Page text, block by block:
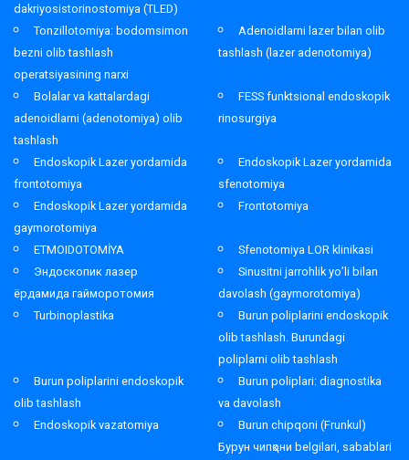
dakriyosistorinostomiya (TLED)
Tonzillotomiya: bodomsimon
bezni olib tashlash
operatsiyasining narxi
Adenoidlarni lazer bilan olib
tashlash (lazer adenotomiya)
Bolalar va kattalardagi
adenoidlarni (adenotomiya) olib
tashlash
FESS funktsional endoskopik
rinosurgiya
Endoskopik Lazer yordamida
frontotomiya
Endoskopik Lazer yordamida
sfenotomiya
Endoskopik Lazer yordamida
gaymorotomiya
Frontotomiya
ETMOIDOTOMİYA
Sfenotomiya LOR klinikasi
Эндоскопик лазер
ёрдамида гайморотомия
Sinusitni jarrohlik yo’li bilan
davolash (gaymorotomiya)
Turbinoplastika
Burun poliplarini endoskopik
olib tashlash. Burundagi
poliplarni olib tashlash
Burun poliplarini endoskopik
olib tashlash
Burun poliplari: diagnostika
va davolash
Endoskopik vazatomiya
Burun chipqoni (Frunkul)
Бурун чипқони belgilari, sabablari